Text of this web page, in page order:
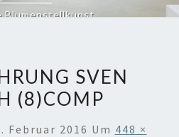
Blumenstellkunst
SVEN
(8)COMP
Februar 2016 Um 448 ×